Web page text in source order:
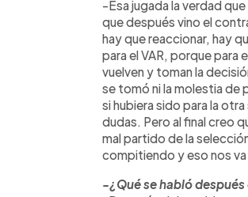
-Esa jugada la verdad
que después vino el
hay que reaccionar, hay
para el VAR, porque para
vuelven y toman la
se tomó ni la molestia de
si hubiera sido para la
dudas. Pero al final creo
mal partido de la
compitiendo y eso nos va
-¿Qué se habló